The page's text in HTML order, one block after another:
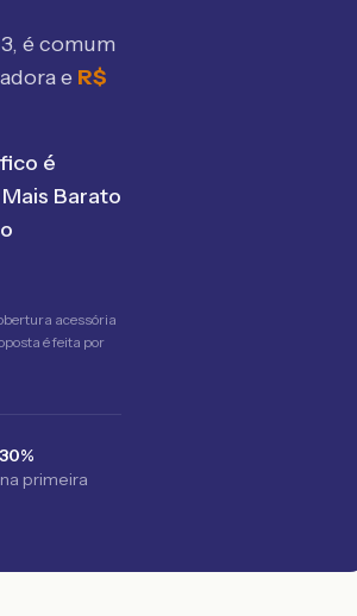
, é comum
e R$
é
Barato
acessória
é feita por
primeira